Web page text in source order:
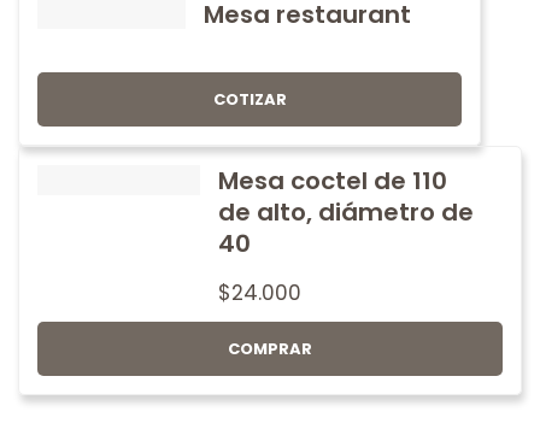
Mesa restaurant
COTIZAR
Mesa coctel de 110
de alto, diámetro de
40
$24.000
COMPRAR